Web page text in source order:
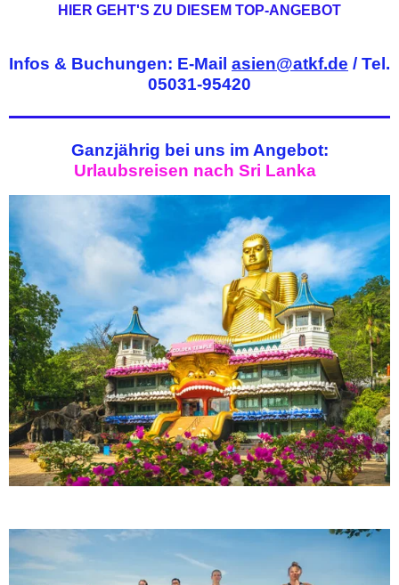
HIER GEHT'S ZU DIESEM TOP-ANGEBOT
Infos & Buchungen: E-Mail asien@atkf.de / Tel.
05031-95420
Ganzjährig bei uns im Angebot:
Urlaubsreisen nach Sri Lanka